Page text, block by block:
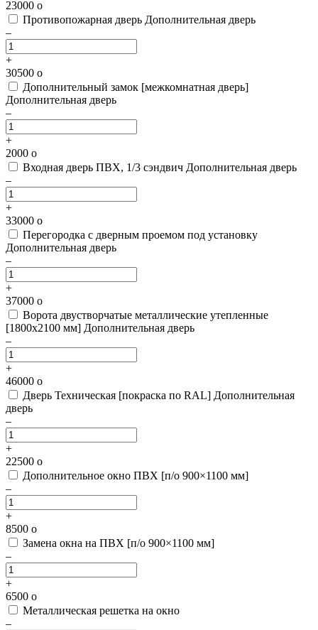
23000 o
Противопожарная дверь Дополнительная дверь
–
+
30500 o
Дополнительный замок [межкомнатная дверь]
Дополнительная дверь
–
+
2000 o
Входная дверь ПВХ, 1/3 сэндвич Дополнительная дверь
–
+
33000 o
Перегородка с дверным проемом под установку
Дополнительная дверь
–
+
37000 o
Ворота двустворчатые металлические утепленные
[1800х2100 мм] Дополнительная дверь
–
+
46000 o
Дверь Техническая [покраска по RAL] Дополнительная
дверь
–
+
22500 o
Дополнительное окно ПВХ [п/о 900×1100 мм]
–
+
8500 o
Замена окна на ПВХ [п/о 900×1100 мм]
–
+
6500 o
Металлическая решетка на окно
–